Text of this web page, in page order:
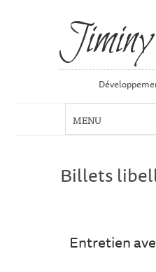
Billets
Entretien